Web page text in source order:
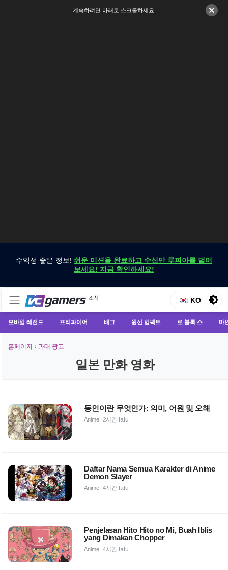
×
계속하려면 아래로 스크롤하세요.
수익성 좋은 정보! 쉬운 미션을 완료하고 수십만 루피아를 벌어
보세요! 지금 확인하세요!
VCGamers 뉴스
소식
VCGamers에서만 최신 게임 뉴스 받기
KO
모바일 레전드 프리파이어 배그 원신 임팩트 로 블록 스 마
홈페이지 › 과대 광고
일본 만화 영화
동인이란 무엇인가: 의미, 어원 및 오해
Anime 2시간 lalu
Daftar Nama Semua Karakter di Anime
Demon Slayer
Anime 4시간 lalu
Penjelasan Hito Hito no Mi, Buah Iblis
yang Dimakan Chopper
Anime 4시간 lalu